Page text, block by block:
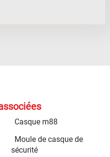
Casque m88
Moule de casque de
sécurité